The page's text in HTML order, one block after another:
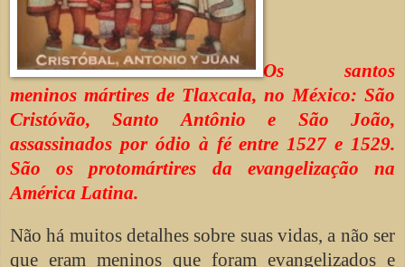
Os santos
meninos mártires de Tlaxcala, no México: São
Cristóvão, Santo Antônio e São João,
assassinados por ódio à fé entre 1527 e 1529.
São os protomártires da evangelização na
América Latina.
Não há muitos detalhes sobre suas vidas, a não ser
que eram meninos que foram evangelizados e